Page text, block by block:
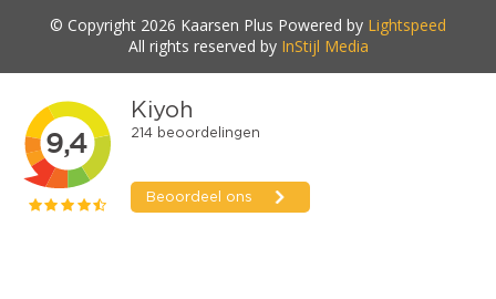
© Copyright 2026 Kaarsen Plus Powered by Lightspeed
All rights reserved by InStijl Media